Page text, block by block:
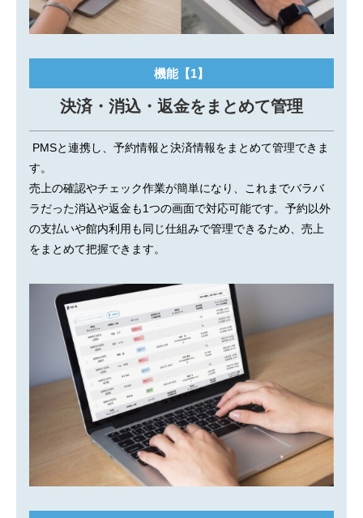
機能【1】
決済・消込・返金をまとめて管理
PMSと連携し、予約情報と決済情報をまとめて管理できま
す。
売上の確認やチェック作業が簡単になり、これまでバラバ
ラだった消込や返金も1つの画面で対応可能です。予約以外
の支払いや館内利用も同じ仕組みで管理できるため、売上
をまとめて把握できます。